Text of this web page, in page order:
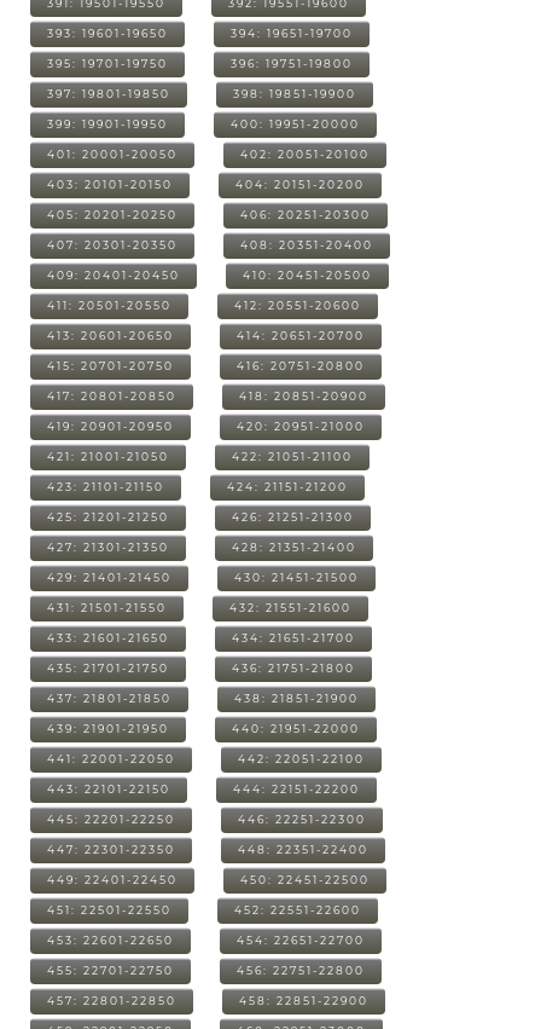
391: 19501-19550 392: 19551-19600
393: 19601-19650 394: 19651-19700
395: 19701-19750 396: 19751-19800
397: 19801-19850 398: 19851-19900
399: 19901-19950 400: 19951-20000
401: 20001-20050 402: 20051-20100
403: 20101-20150 404: 20151-20200
405: 20201-20250 406: 20251-20300
407: 20301-20350 408: 20351-20400
409: 20401-20450 410: 20451-20500
411: 20501-20550 412: 20551-20600
413: 20601-20650 414: 20651-20700
415: 20701-20750 416: 20751-20800
417: 20801-20850 418: 20851-20900
419: 20901-20950 420: 20951-21000
421: 21001-21050 422: 21051-21100
423: 21101-21150 424: 21151-21200
425: 21201-21250 426: 21251-21300
427: 21301-21350 428: 21351-21400
429: 21401-21450 430: 21451-21500
431: 21501-21550 432: 21551-21600
433: 21601-21650 434: 21651-21700
435: 21701-21750 436: 21751-21800
437: 21801-21850 438: 21851-21900
439: 21901-21950 440: 21951-22000
441: 22001-22050 442: 22051-22100
443: 22101-22150 444: 22151-22200
445: 22201-22250 446: 22251-22300
447: 22301-22350 448: 22351-22400
449: 22401-22450 450: 22451-22500
451: 22501-22550 452: 22551-22600
453: 22601-22650 454: 22651-22700
455: 22701-22750 456: 22751-22800
457: 22801-22850 458: 22851-22900